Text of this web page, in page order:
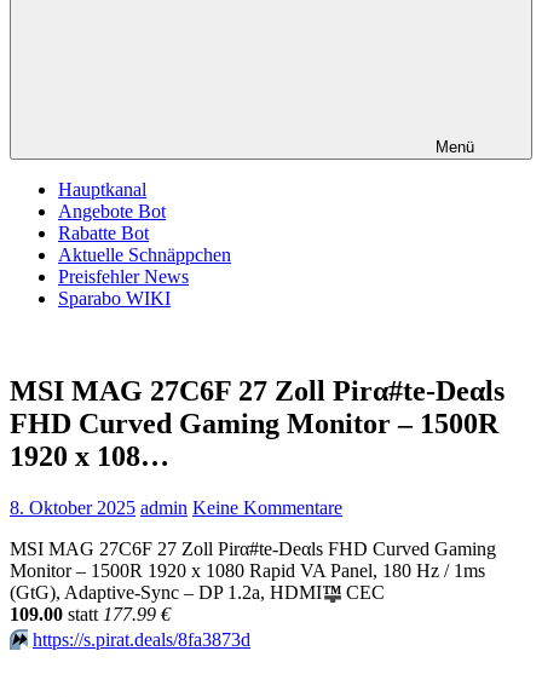
Menü
Hauptkanal
Angebote Bot
Rabatte Bot
Aktuelle Schnäppchen
Preisfehler News
Sparabo WIKI
MSI MAG 27C6F 27 Zoll Pirα#tе-Dеαls
FHD Curved Gaming Monitor – 1500R
1920 x 108…
8. Oktober 2025 admin Keine Kommentare
MSI MAG 27C6F 27 Zoll Pirα#tе-Dеαls FHD Curved Gaming
Monitor – 1500R 1920 x 1080 Rapid VA Panel, 180 Hz / 1ms
(GtG), Adaptive-Sync – DP 1.2a, HDMI™ CEC
109.00 statt 177.99 €
⏩️ https://s.pirat.deals/8fa3873d